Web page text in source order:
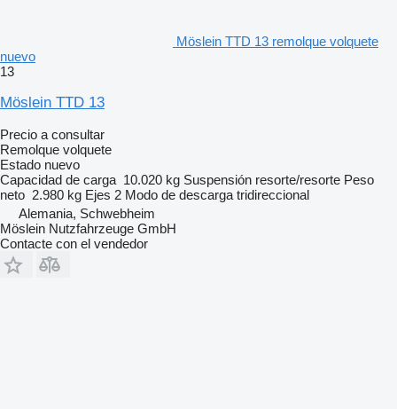
Möslein TTD 13 remolque volquete
nuevo
13
Möslein TTD 13
Precio a consultar
Remolque volquete
Estado nuevo
Capacidad de carga 10.020 kg Suspensión resorte/resorte Peso
neto 2.980 kg Ejes 2 Modo de descarga tridireccional
Alemania, Schwebheim
Möslein Nutzfahrzeuge GmbH
Contacte con el vendedor